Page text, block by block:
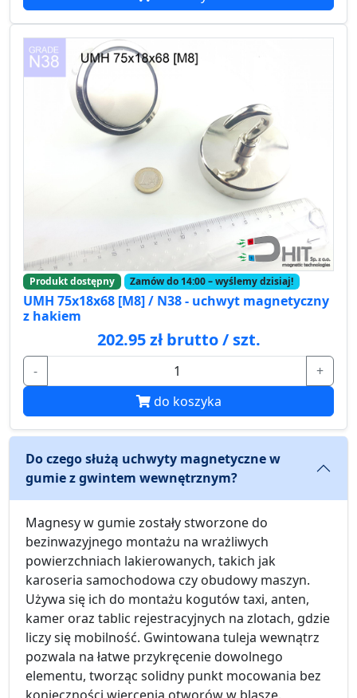
Produkt dostępny Zamów do 14:00 – wyślemy dzisiaj!
UMH 75x18x68 [M8] / N38 - uchwyt magnetyczny
z hakiem
202.95 zł brutto / szt.
-
+
do koszyka
Do czego służą uchwyty magnetyczne w
gumie z gwintem wewnętrznym?
Magnesy w gumie zostały stworzone do
bezinwazyjnego montażu na wrażliwych
powierzchniach lakierowanych, takich jak
karoseria samochodowa czy obudowy maszyn.
Używa się ich do montażu kogutów taxi, anten,
kamer oraz tablic rejestracyjnych na zlotach, gdzie
liczy się mobilność. Gwintowana tuleja wewnątrz
pozwala na łatwe przykręcenie dowolnego
elementu, tworząc solidny punkt mocowania bez